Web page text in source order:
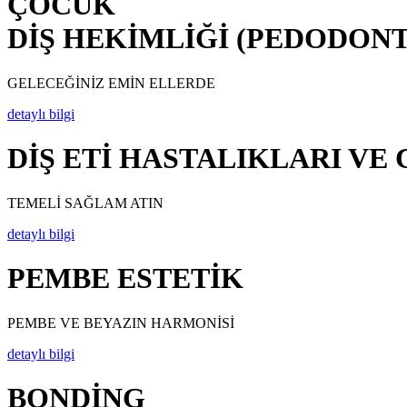
DİŞ HEKİMLİĞİ
GELECEĞİNİZ EMİN ELLERDE
detaylı bilgi
DİŞ ETİ HASTALIKLARI VE
TEMELİ SAĞLAM ATIN
detaylı bilgi
PEMBE ESTETİK
PEMBE VE BEYAZIN HARMONİSİ
detaylı bilgi
BONDİNG